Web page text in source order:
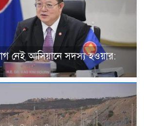
নেই আসিয়ানে সদস্য হওয়ার: